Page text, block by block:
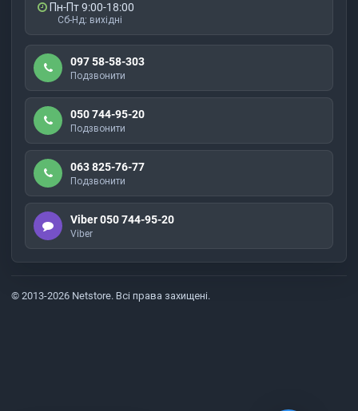
Пн-Пт 9:00-18:00
Сб-Нд: вихідні
097 58-58-303
Подзвонити
050 744-95-20
Подзвонити
063 825-76-77
Подзвонити
Viber 050 744-95-20
Viber
© 2013-2026 Netstore. Всі права захищені.